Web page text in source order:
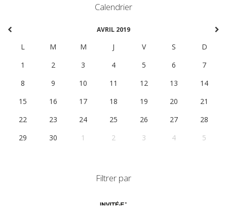
Calendrier
AVRIL 2019
L M M J V S
D
1
2 3 4 5 6
7
8
9 10 11 12 13
14
15
16 17 18 19 20
21
22
23 24 25 26 27
28
29
30 1 2 3 4 5
Filtrer par